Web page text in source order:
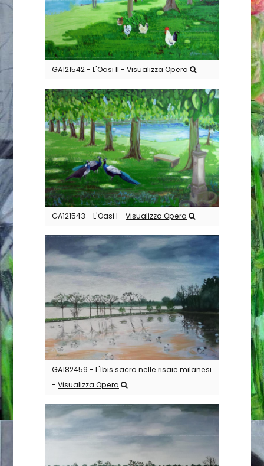
GA121542 - L'Oasi II - Visualizza Opera
GA121543 - L'Oasi I - Visualizza Opera
GA182459 - L'Ibis sacro nelle risaie milanesi
- Visualizza Opera